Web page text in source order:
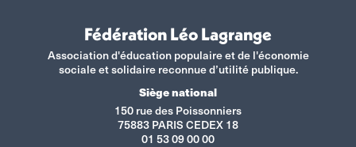
Fédération Léo Lagrange
Association d'éducation populaire et de l'économie
sociale et solidaire reconnue d’utilité publique.
Siège national
150 rue des Poissonniers
75883 PARIS CEDEX 18
01 53 09 00 00